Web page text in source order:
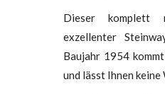
Dieser komplett
exzellenter
Baujahr 1954
und lässt Ihnen